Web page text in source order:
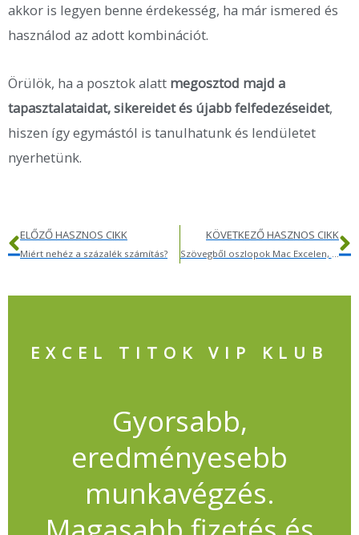
akkor is legyen benne érdekesség, ha már ismered és
használod az adott kombinációt.
Örülök, ha a posztok alatt megosztod majd a
tapasztalataidat, sikereidet és újabb felfedezéseidet,
hiszen így egymástól is tanulhatunk és lendületet
nyerhetünk.
ELŐZŐ HASZNOS CIKK
Miért nehéz a százalék számítás?
KÖVETKEZŐ HASZNOS CIKK
EXCEL TITOK VIP KLUB
Gyorsabb,
eredményesebb
munkavégzés.